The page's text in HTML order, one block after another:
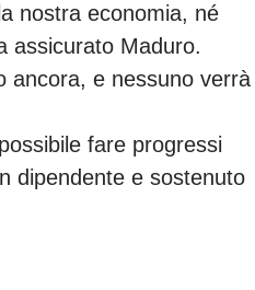
nostra economia, né
assicurato Maduro.
ancora, e nessuno verrà
fare progressi
dipendente e sostenuto